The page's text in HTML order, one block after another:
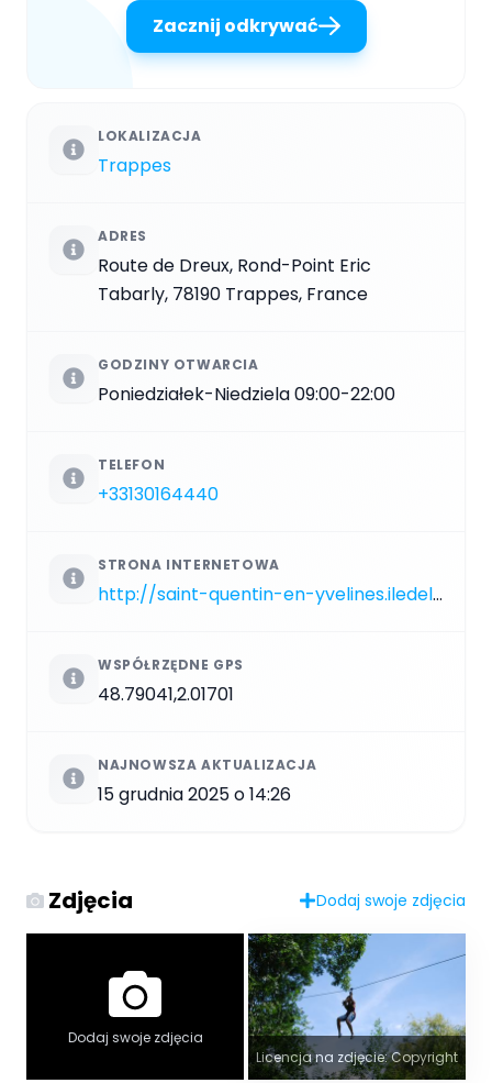
Zacznij odkrywać
LOKALIZACJA
Trappes
ADRES
Route de Dreux, Rond-Point Eric
Tabarly, 78190 Trappes, France
GODZINY OTWARCIA
Poniedziałek-Niedziela 09:00-22:00
TELEFON
+33130164440
STRONA INTERNETOWA
http://saint-quentin-en-yvelines.iledeloisirs.fr
WSPÓŁRZĘDNE GPS
48.79041,2.01701
NAJNOWSZA AKTUALIZACJA
15 grudnia 2025 o 14:26
Zdjęcia Dodaj swoje zdjęcia
Dodaj swoje zdjęcia
Licencja na zdjęcie: Copyright